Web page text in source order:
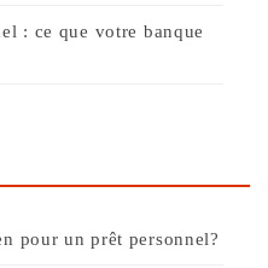
: ce que votre banque
pour un prêt personnel?